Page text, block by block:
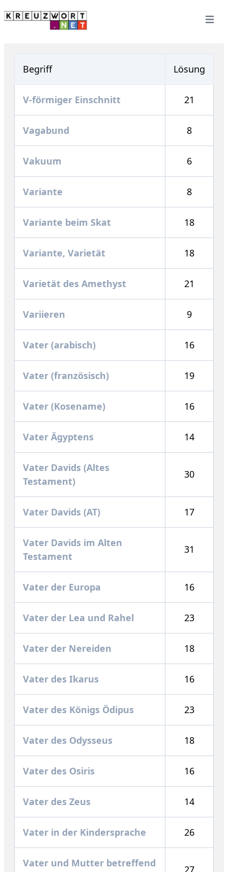
Open
Begriff Lösung
V-förmiger Einschnitt 21
Vagabund 8
Vakuum 6
Variante 8
Variante beim Skat 18
Variante, Varietät 18
Varietät des Amethyst 21
Variieren 9
Vater (arabisch) 16
Vater (französisch) 19
Vater (Kosename) 16
Vater Ägyptens 14
Vater Davids (Altes
Testament)
30
Vater Davids (AT) 17
Vater Davids im Alten
Testament
31
Vater der Europa 16
Vater der Lea und Rahel 23
Vater der Nereiden 18
Vater des Ikarus 16
Vater des Königs Ödipus 23
Vater des Odysseus 18
Vater des Osiris 16
Vater des Zeus 14
Vater in der Kindersprache 26
Vater und Mutter betreffend
27